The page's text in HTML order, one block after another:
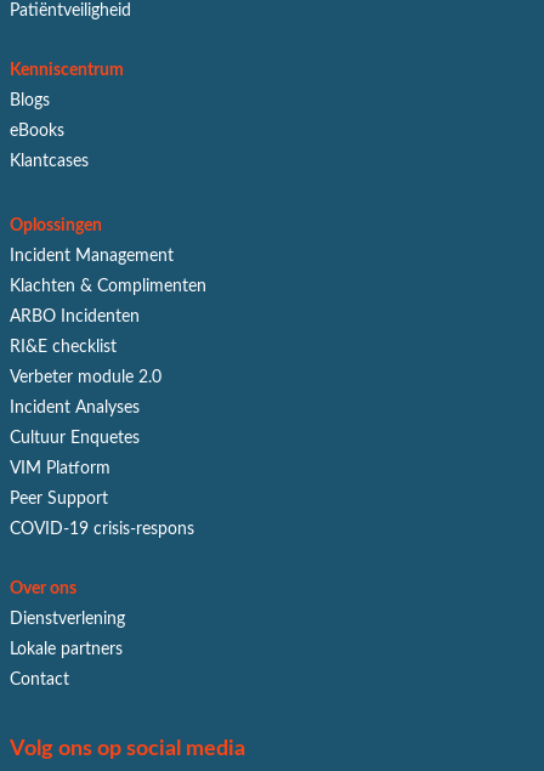
Patiëntveiligheid
Kenniscentrum
Blogs
eBooks
Klantcases
Oplossingen
Incident Management
Klachten & Complimenten
ARBO Incidenten
RI&E checklist
Verbeter module 2.0
Incident Analyses
Cultuur Enquetes
VIM Platform
Peer Support
COVID-19 crisis-respons
Over ons
Dienstverlening
Lokale partners
Contact
Volg ons op social media